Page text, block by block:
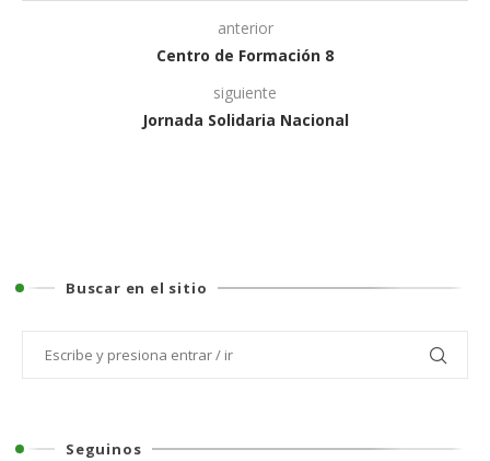
anterior
Centro de Formación 8
siguiente
Jornada Solidaria Nacional
Buscar en el sitio
Seguinos